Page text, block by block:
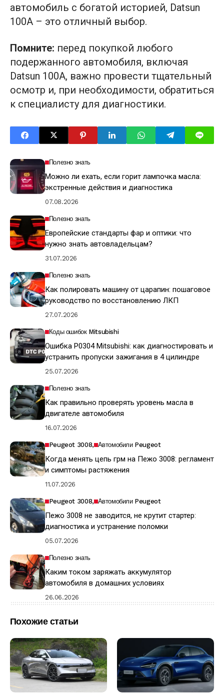
автомобиль с богатой историей, Datsun
100A – это отличный выбор.
Помните: перед покупкой любого
подержанного автомобиля, включая
Datsun 100A, важно провести тщательный
осмотр и, при необходимости, обратиться
к специалисту для диагностики.
Полезно знать
Можно ли ехать, если горит лампочка масла:
экстренные действия и диагностика
07.08.2026
Полезно знать
Европейские стандарты фар и оптики: что
нужно знать автовладельцам?
31.07.2026
Полезно знать
Как полировать машину от царапин: пошаговое
руководство по восстановлению ЛКП
27.07.2026
Коды ошибок Mitsubishi
Ошибка P0304 Mitsubishi: как диагностировать и
устранить пропуски зажигания в 4 цилиндре
25.07.2026
Полезно знать
Как правильно проверять уровень масла в
двигателе автомобиля
16.07.2026
Peugeot 3008 Автомобили Peugeot
Когда менять цепь грм на Пежо 3008: регламент
и симптомы растяжения
11.07.2026
Peugeot 3008 Автомобили Peugeot
Пежо 3008 не заводится, не крутит стартер:
диагностика и устранение поломки
05.07.2026
Полезно знать
Каким током заряжать аккумулятор
автомобиля в домашних условиях
26.06.2026
Похожие статьи